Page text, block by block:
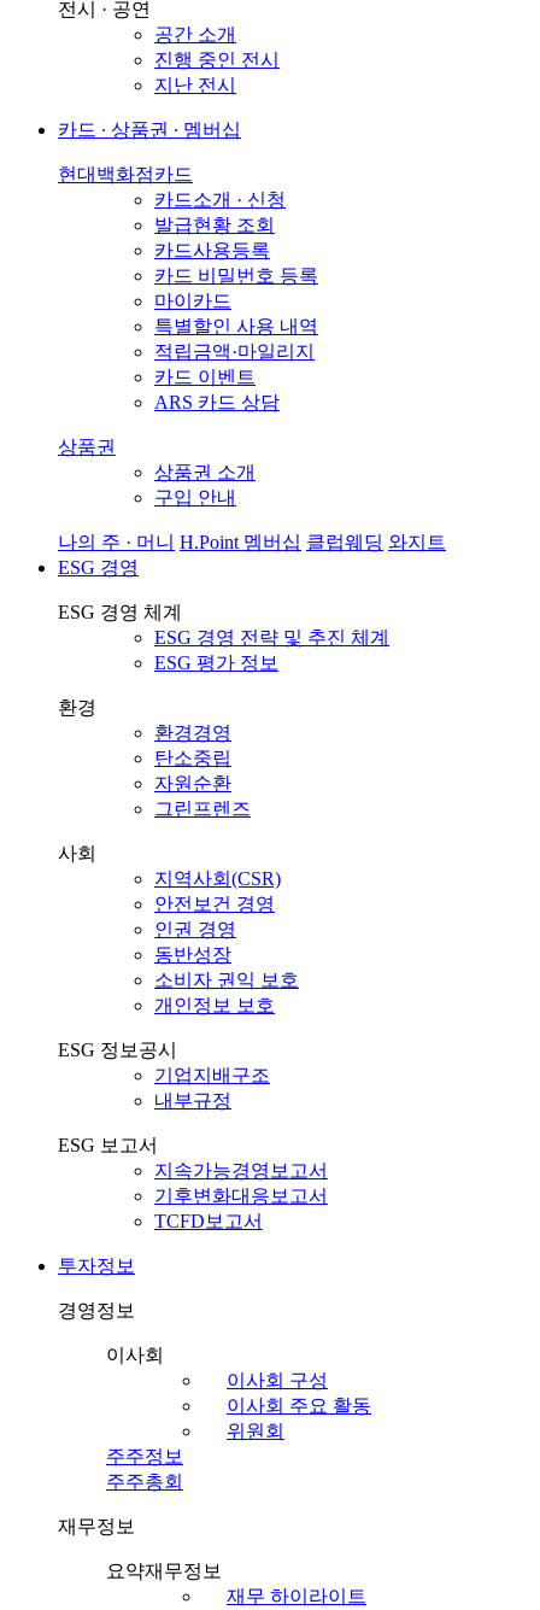
전시 · 공연
공간 소개
진행 중인 전시
지난 전시
카드 ∙ 상품권 ∙ 멤버십
현대백화점카드
카드소개 · 신청
발급현황 조회
카드사용등록
카드 비밀번호 등록
마이카드
특별할인 사용 내역
적립금액·마일리지
카드 이벤트
ARS 카드 상담
상품권
상품권 소개
구입 안내
나의 주 · 머니 H.Point 멤버십 클럽웨딩 와지트
ESG 경영
ESG 경영 체계
ESG 경영 전략 및 추진 체계
ESG 평가 정보
환경
환경경영
탄소중립
자원순환
그린프렌즈
사회
지역사회(CSR)
안전보건 경영
인권 경영
동반성장
소비자 권익 보호
개인정보 보호
ESG 정보공시
기업지배구조
내부규정
ESG 보고서
지속가능경영보고서
기후변화대응보고서
TCFD보고서
투자정보
경영정보
이사회
이사회 구성
이사회 주요 활동
위원회
주주정보
주주총회
재무정보
요약재무정보
재무 하이라이트